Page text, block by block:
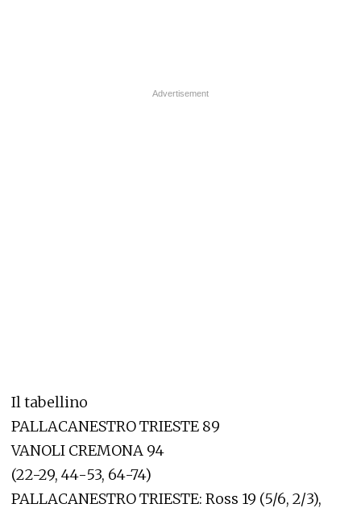
Il tabellino
PALLACANESTRO TRIESTE 89
VANOLI CREMONA 94
(22-29, 44-53, 64-74)
PALLACANESTRO TRIESTE: Ross 19 (5/6, 2/3),